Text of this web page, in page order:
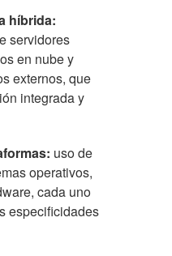
híbrida:
servidores
en nube y
externos, que
integrada y
uso de
operativos,
cada uno
especificidades